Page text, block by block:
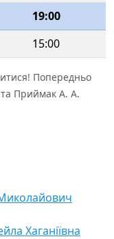
19:00
15:00
Попередньо
Приймак А. А.
Хаганіївна